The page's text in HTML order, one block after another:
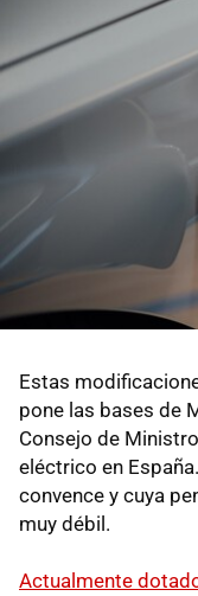
Estas
pone las bases de
Consejo de
eléctrico en
convence y cuya
muy débil.
Actualmente